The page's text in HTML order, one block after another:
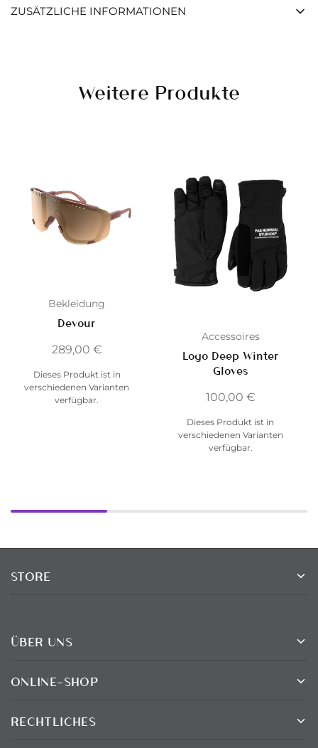
ZUSÄTZLICHE INFORMATIONEN
Weitere Produkte
Bekleidung
Devour
289,00 €
Dieses Produkt ist in
verschiedenen Varianten
verfügbar.
Accessoires
Logo Deep Winter
Gloves
100,00 €
Dieses Produkt ist in
verschiedenen Varianten
verfügbar.
STORE
ÜBER UNS
ONLINE-SHOP
RECHTLICHES